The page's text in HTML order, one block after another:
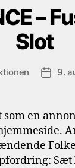
–
Slot
9.
som en
Sæt